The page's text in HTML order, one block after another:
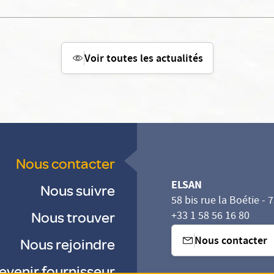
Voir toutes les actualités
Nous contacter
Nous suivre
Nous trouver
Nous rejoindre
ELSAN
58 bis rue la Boétie -
+33 1 58 56 16 80
Nous contacter